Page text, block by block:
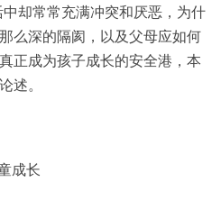
却常常充满冲突和厌恶，为什
么深的隔阂，以及父母应如何
正成为孩子成长的安全港，本
述。
成长